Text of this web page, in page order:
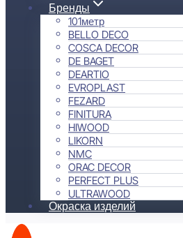
Бренды
101метр
BELLO DECO
COSCA DECOR
DE BAGET
DEARTIO
EVROPLAST
FEZARD
FINITURA
HIWOOD
LIKORN
NMC
ORAC DECOR
PERFECT PLUS
ULTRAWOOD
Окраска изделий